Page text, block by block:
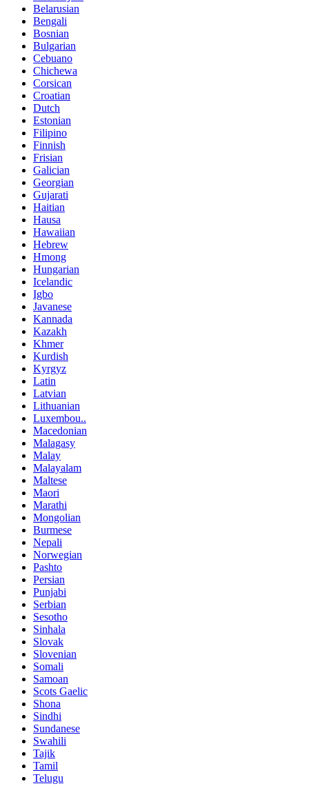
Belarusian
Bengali
Bosnian
Bulgarian
Cebuano
Chichewa
Corsican
Croatian
Dutch
Estonian
Filipino
Finnish
Frisian
Galician
Georgian
Gujarati
Haitian
Hausa
Hawaiian
Hebrew
Hmong
Hungarian
Icelandic
Igbo
Javanese
Kannada
Kazakh
Khmer
Kurdish
Kyrgyz
Latin
Latvian
Lithuanian
Luxembou..
Macedonian
Malagasy
Malay
Malayalam
Maltese
Maori
Marathi
Mongolian
Burmese
Nepali
Norwegian
Pashto
Persian
Punjabi
Serbian
Sesotho
Sinhala
Slovak
Slovenian
Somali
Samoan
Scots Gaelic
Shona
Sindhi
Sundanese
Swahili
Tajik
Tamil
Telugu